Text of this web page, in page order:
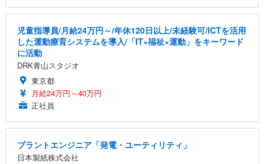
児童指導員/月給24万円～/年休120日以上/未経験可/ICTを活用
した運動療育システムを導入/「IT×福祉×運動」をキーワード
に活動
DRK青山スタジオ
東京都
月給24万円～40万円
正社員
プラントエンジニア「発電・ユーティリティ」
日本製紙株式会社